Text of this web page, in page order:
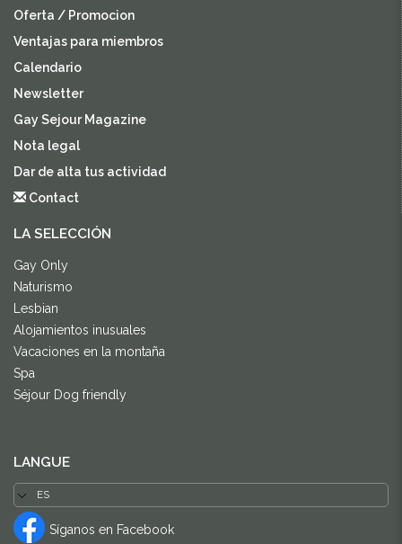
Oferta / Promocion
Ventajas para miembros
Calendario
Newsletter
Gay Sejour Magazine
Nota legal
Dar de alta tus actividad
Contact
LA SELECCIÓN
Gay Only
Naturismo
Lesbian
Alojamientos inusuales
Vacaciones en la montaña
Spa
Séjour Dog friendly
LANGUE
Síganos en Facebook